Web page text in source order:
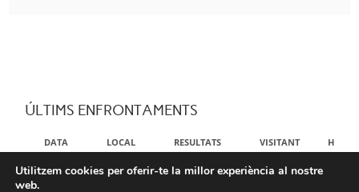
ÚLTIMS ENFRONTAMENTS
DATA LOCAL RESULTATS VISITANT HORA
NO DATA AVAILABLE IN TABLE
Utilitzem cookies per oferir-te la millor experiència al nostre
web.